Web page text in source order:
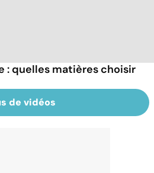
: quelles matières choisir
de vidéos